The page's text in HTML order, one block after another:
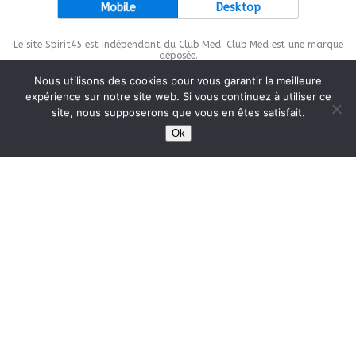
Mobile Desktop
Le site Spirit45 est indépendant du Club Med. Club Med est une marque
déposée.
This site is protected bywp-copyrightpro.com
Nous utilisons des cookies pour vous garantir la meilleure
expérience sur notre site web. Si vous continuez à utiliser ce
site, nous supposerons que vous en êtes satisfait.
Ok